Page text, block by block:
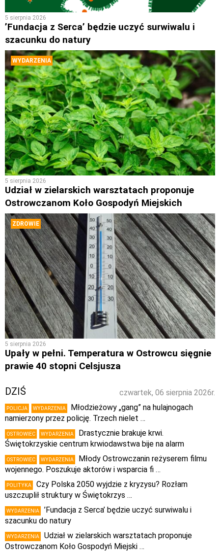
5 sierpnia 2026
’Fundacja z Serca’ będzie uczyć surwiwalu i
szacunku do natury
WYDARZENIA
5 sierpnia 2026
Udział w zielarskich warsztatach proponuje
Ostrowczanom Koło Gospodyń Miejskich
ZDROWIE
5 sierpnia 2026
Upały w pełni. Temperatura w Ostrowcu sięgnie
prawie 40 stopni Celsjusza
czwartek, 06 sierpnia 2026r.
DZIŚ
POLICJA WYDARZENIA
Młodzieżowy „gang” na hulajnogach
namierzony przez policję. Trzech nielet …
OSTROWIEC WYDARZENIA
Drastycznie brakuje krwi.
Świętokrzyskie centrum krwiodawstwa bije na alarm
OSTROWIEC WYDARZENIA
Młody Ostrowczanin reżyserem filmu
wojennego. Poszukuje aktorów i wsparcia fi …
POLITYKA
Czy Polska 2050 wyjdzie z kryzysu? Rozłam
uszczuplił struktury w Świętokrzys …
WYDARZENIA
’Fundacja z Serca’ będzie uczyć surwiwalu i
szacunku do natury
WYDARZENIA
Udział w zielarskich warsztatach proponuje
Ostrowczanom Koło Gospodyń Miejski …